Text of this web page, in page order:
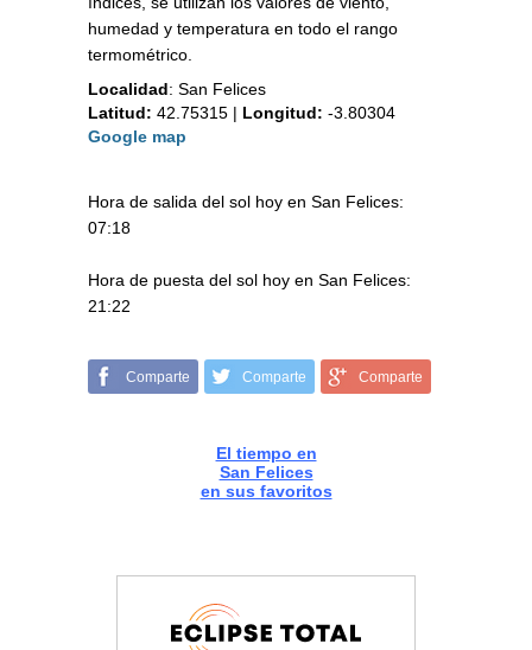
humedad y temperatura en todo el rango
termométrico.
Localidad: San Felices
Latitud: 42.75315 | Longitud: -3.80304
Google map
Hora de salida del sol hoy en San Felices:
07:18
Hora de puesta del sol hoy en San Felices:
21:22
Comparte Comparte Comparte
El tiempo en
San Felices
en sus favoritos